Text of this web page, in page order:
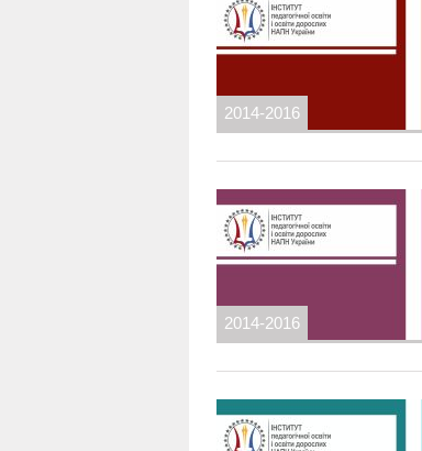
2014-2016
2014-2016